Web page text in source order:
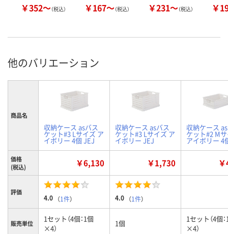
￥352～（税込） ￥167～（税込） ￥231～（税込） ￥
他のバリエーション
商品名
収納ケース asバス
ケット#3 Lサイズ ア
イボリー 4個 JEJ
収納ケース asバス
ケット#3 Lサイズ ア
イボリー JEJ
収納ケース
ケット#2 M
アイボリー 4
価格
(税込)
￥6,130 ￥1,730
評価
4.0 （1件） 4.0 （1件）
販売単位
1セット（4個：1個
×4）
1個
1セット（4個
×4）